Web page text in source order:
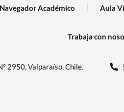
Navegador Académico Aula
Trabaja con
2950, Valparaíso, Chile.